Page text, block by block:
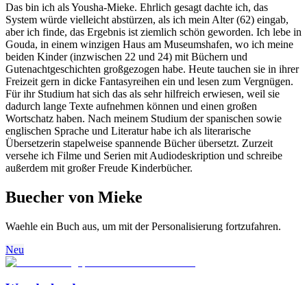
Das bin ich als Yousha-Mieke. Ehrlich gesagt dachte ich, das
System würde vielleicht abstürzen, als ich mein Alter (62) eingab,
aber ich finde, das Ergebnis ist ziemlich schön geworden. Ich lebe in
Gouda, in einem winzigen Haus am Museumshafen, wo ich meine
beiden Kinder (inzwischen 22 und 24) mit Büchern und
Gutenachtgeschichten großgezogen habe. Heute tauchen sie in ihrer
Freizeit gern in dicke Fantasyreihen ein und lesen zum Vergnügen.
Für ihr Studium hat sich das als sehr hilfreich erwiesen, weil sie
dadurch lange Texte aufnehmen können und einen großen
Wortschatz haben. Nach meinem Studium der spanischen sowie
englischen Sprache und Literatur habe ich als literarische
Übersetzerin stapelweise spannende Bücher übersetzt. Zurzeit
versehe ich Filme und Serien mit Audiodeskription und schreibe
außerdem mit großer Freude Kinderbücher.
Buecher von Mieke
Waehle ein Buch aus, um mit der Personalisierung fortzufahren.
Neu